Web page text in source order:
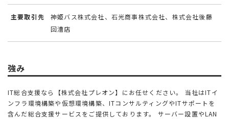
主要取引先
神姫バス株式会社、石光商事株式会社、株式会社後藤
回漕店
強み
IT総合支援なら【株式会社プレオン】にお任せください。 当社はITイ
ンフラ環境構築や仮想環境構築、ITコンサルティングやITサポートを
含んだ総合支援サービスをご提供しております。 サーバー設置やLAN